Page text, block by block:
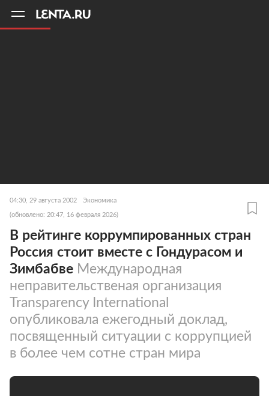
04:30, 29 августа 2002 Экономика
(обновлено: 20:47, 16 февраля 2026)
В рейтинге коррумпированных стран
Россия стоит вместе с Гондурасом и
Зимбабве Международная
неправительственая организация
Transparency International
опубликовала ежегодный доклад,
посвященный ситуации с коррупцией
в более чем сотне стран мира